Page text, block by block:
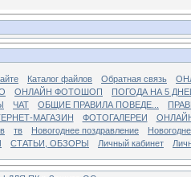
Каталог файлов Обратная связь
ОНЛАЙН ФОТОШОП
ПОГОДА НА 5
ЧАТ ОБЩИЕ ПРАВИЛА ПОВЕДЕ...
МАГАЗИН ФОТОГАЛЕРЕИ
тв Новогоднее поздравление
СТАТЬИ, ОБЗОРЫ Личный кабинет